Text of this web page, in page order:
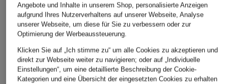
Angebote und Inhalte in unserem Shop, personalisierte Anzeigen
aufgrund Ihres Nutzerverhaltens auf unserer Webseite, Analyse
unserer Webseite, um diese für Sie zu verbessern oder zur
Optimierung der Werbeaussteuerung.
Klicken Sie auf „Ich stimme zu“ um alle Cookies zu akzeptieren und
direkt zur Webseite weiter zu navigieren; oder auf „Individuelle
Einstellungen“, um eine detaillierte Beschreibung der Cookie-
Kategorien und eine Übersicht der eingesetzten Cookies zu erhalten